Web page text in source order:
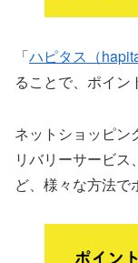
「ハピタス（
ることで、ポイン
ネットショッピン
リバリーサービ
ど、様々な方法で